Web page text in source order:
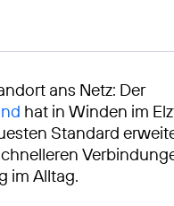
ans Netz: Der
hat in Winden im
Standard
im Alltag.